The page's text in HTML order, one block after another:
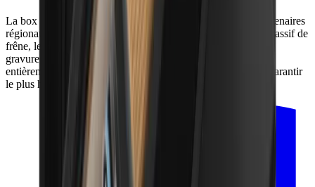
La box HORL® est fabriquée en collaboration avec nos partenaires
régionaux de la Forêt-Noire. Le double vernissage du bois massif de
frêne, le ponçage de la boîte et de son couvercle, ainsi que la
gravure au laser du logo HORL® : toute la production est
entièrement réalisée dans notre région. Nous pouvons ainsi garantir
le plus haut niveau de qualité.